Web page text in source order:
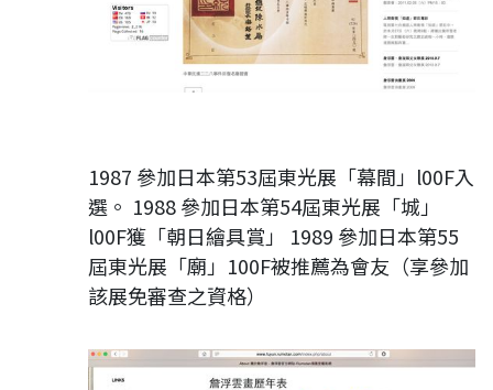
1987 參加日本第53屆東光展「幕間」l00F入
選。 1988 參加日本第54屆東光展「城」
l00F獲「朝日繪具賞」 1989 參加日本第55
屆東光展「廟」100F被推薦為會友（享參加
該展免審查之資格）